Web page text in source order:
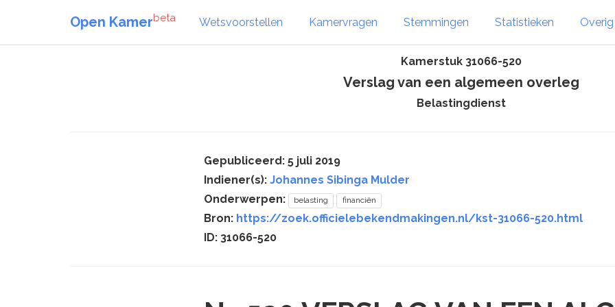
Open Kamerbeta Wetsvoorstellen Kamervragen Stemmingen Statistieken
Kamerstuk 31066-520
Verslag van een algemeen overleg
Belastingdienst
Gepubliceerd: 5 juli 2019
Indiener(s): Johannes Sibinga Mulder
Onderwerpen:
belasting financiën
Bron: https://zoek.officielebekendmakingen.nl/kst-31066-520.html
ID: 31066-520